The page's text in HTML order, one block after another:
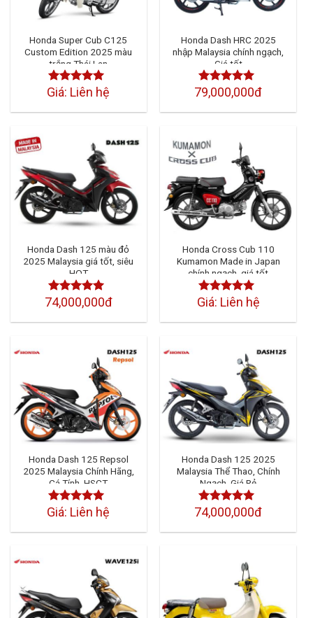
Honda Super Cub C125
Custom Edition 2025 màu
trắng Thái Lan
Được xếp
sao
Giá: Liên hệ
Honda Dash HRC 2025
nhập Malaysia chính ngạch,
Giá tốt
Được xếp
sao
79,000,000đ
Honda Dash 125 màu đỏ
2025 Malaysia giá tốt, siêu
HOT
Được xếp
sao
74,000,000đ
Honda Cross Cub 110
Kumamon Made in Japan
chính ngạch, giá tốt
Được xếp
5 sao
Giá: Liên hệ
Honda Dash 125 Repsol
2025 Malaysia Chính Hãng,
Cá Tính, HSCT
Được xếp
sao
Giá: Liên hệ
Honda Dash 125 2025
Malaysia Thể Thao, Chính
Ngạch, Giá Rẻ
Được xếp
sao
74,000,000đ